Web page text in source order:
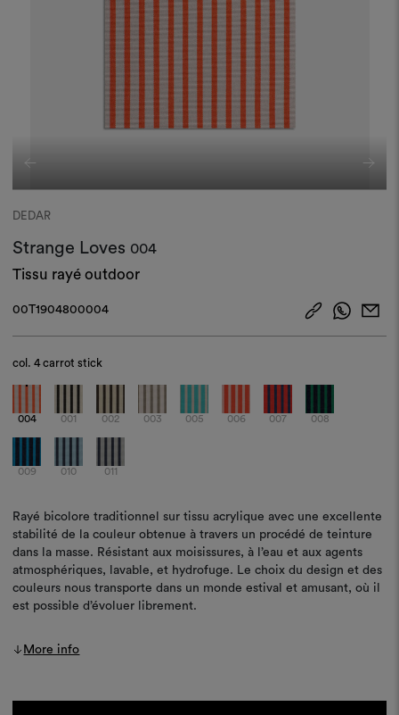
DEDAR
Strange Loves 004
Tissu rayé outdoor
00T1904800004
col.4 carrot stick
004 001 002 003 005 006 007 008
009 010 011
Rayé bicolore traditionnel sur tissu acrylique avec une excellente
stabilité de la couleur obtenue à travers un procédé de teinture
dans la masse. Résistant aux moisissures, à l’eau et aux agents
atmosphériques, lavable, et hydrofuge. Le choix du design et des
couleurs nous transporte dans un monde estival et amusant, où il
est possible d’évoluer librement.
More info